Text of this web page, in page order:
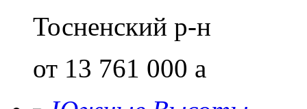
Тосненский р-н
от 13 761 000 a